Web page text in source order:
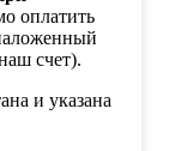
оплатить
счет).
и указана